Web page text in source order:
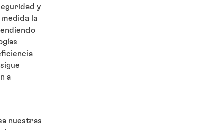
y
la
a
nuestras